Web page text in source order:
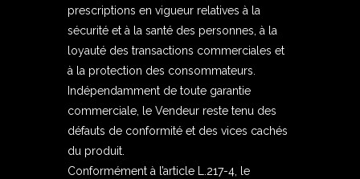
prescriptions en vigueur relatives à la
sécurité et à la santé des personnes, à la
loyauté des transactions commerciales et
à la protection des consommateurs.
Indépendamment de toute garantie
commerciale, le Vendeur reste tenu des
défauts de conformité et des vices cachés
du produit.
Conformément à l’article L.217-4, le